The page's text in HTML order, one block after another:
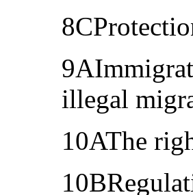
illegal
10AThe